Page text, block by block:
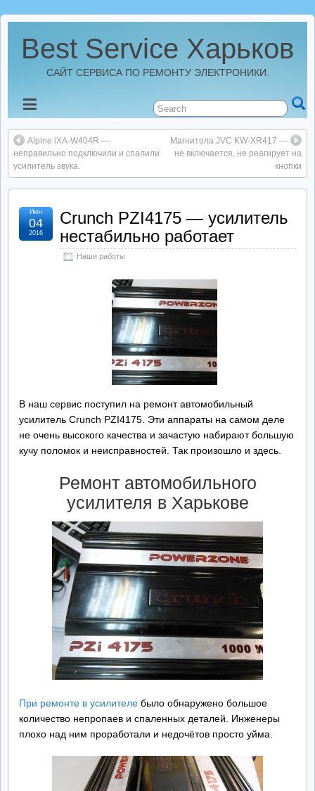
Best Service Харьков
САЙТ СЕРВИСА ПО РЕМОНТУ ЭЛЕКТРОНИКИ.
Новости
Best Service Харьков
Ремонт Автомагнитол
Ремонт StarLine
Ремонт Видеорегистраторов
Обратная Связь
Alpine iXA-W404R —
неправильно подключили и спалили
усилитель звука.
Магнитола JVC KW-XR417 —
не включается, не реагирует на
кнопки
Crunch PZI4175 — усилитель
нестабильно работает
Наши работы
Июн
04
2016
В наш сервис поступил на ремонт автомобильный
усилитель Crunch PZI4175. Эти аппараты на самом деле
не очень высокого качества и зачастую набирают большую
кучу поломок и неисправностей. Так произошло и здесь.
Ремонт автомобильного
усилителя в Харькове
При ремонте в усилителе было обнаружено большое
количество непропаев и спаленных деталей. Инженеры
плохо над ним проработали и недочётов просто уйма.